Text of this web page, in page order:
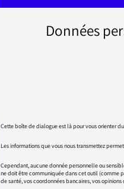
Données
Cette boîte de dialogue est là pour vous orienter
Les informations que vous nous transmettez
Cependant, aucune donnée personnelle ou
ne doit être communiquée dans cet outil (comme
de santé, vos coordonnées bancaires, vos